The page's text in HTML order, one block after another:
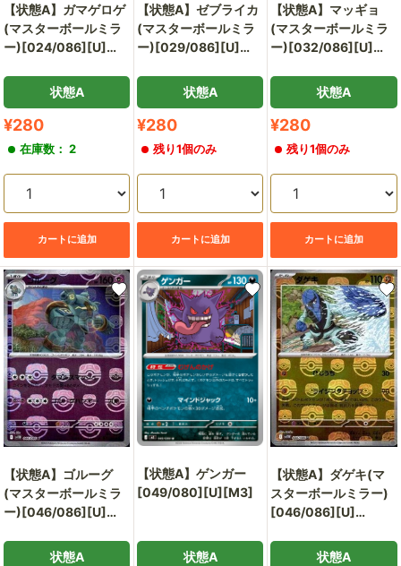
【状態A】ガマゲロゲ
(マスターボールミラ
ー)[024/086][U]
状態A
販
価
格
¥280
在庫数： 2
カートに追加
【状態A】ゼブライカ
(マスターボールミラ
ー)[029/086][U]
状態A
販
価
格
¥280
残り1個のみ
カートに追加
【状態A】マッギョ
(マスターボールミラ
ー)[032/086][U]
状態A
販
価
格
¥280
残り1個のみ
カートに追加
【状態A】ゴルーグ
(マスターボールミラ
ー)[046/086][U]
状態A
【状態A】ゲンガー
[049/080][U][M3]
状態A
【状態A】ダゲキ(マ
スターボールミラー)
[046/086][U]
状態A